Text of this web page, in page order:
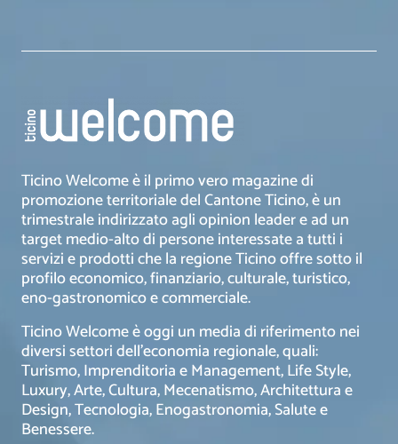
Ticino Welcome è il primo vero magazine di
promozione territoriale del Cantone Ticino, è un
trimestrale indirizzato agli opinion leader e ad un
target medio-alto di persone interessate a tutti i
servizi e prodotti che la regione Ticino offre sotto il
profilo economico, finanziario, culturale, turistico,
eno-gastronomico e commerciale.
Ticino Welcome è oggi un media di riferimento nei
diversi settori dell’economia regionale, quali:
Turismo, Imprenditoria e Management, Life Style,
Luxury, Arte, Cultura, Mecenatismo, Architettura e
Design, Tecnologia, Enogastronomia, Salute e
Benessere.